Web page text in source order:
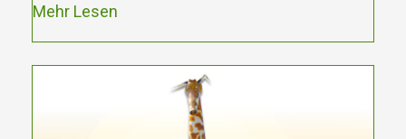
Mehr Lesen